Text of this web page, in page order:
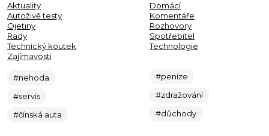
Aktuality
Autoživě testy
Ojetiny
Rady
Technický koutek
Zajímavosti
#nehoda
#servis
#čínská auta
Domácí
Komentáře
Rozhovory
Spotřebitel
Technologie
#peníze
#zdražování
#důchody